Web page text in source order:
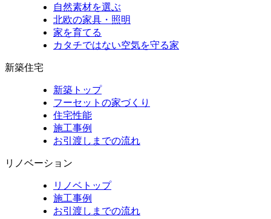
自然素材を選ぶ
北欧の家具・照明
家を育てる
カタチではない空気を守る家
新築住宅
新築トップ
フーセットの家づくり
住宅性能
施工事例
お引渡しまでの流れ
リノベーション
リノベトップ
施工事例
お引渡しまでの流れ